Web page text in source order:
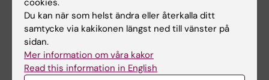
Forskningsområden:
Psykiatri
Tillämpad psykologi
Du kan när som helst ändra eller återkalla ditt
samtycke via kakikonen längst ned till vänster på
sidan.
Mer information om våra kakor
Read this information in English